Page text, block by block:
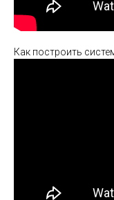
Как построить